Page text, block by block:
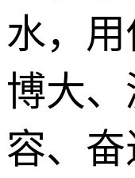
水，
博大
容、奋